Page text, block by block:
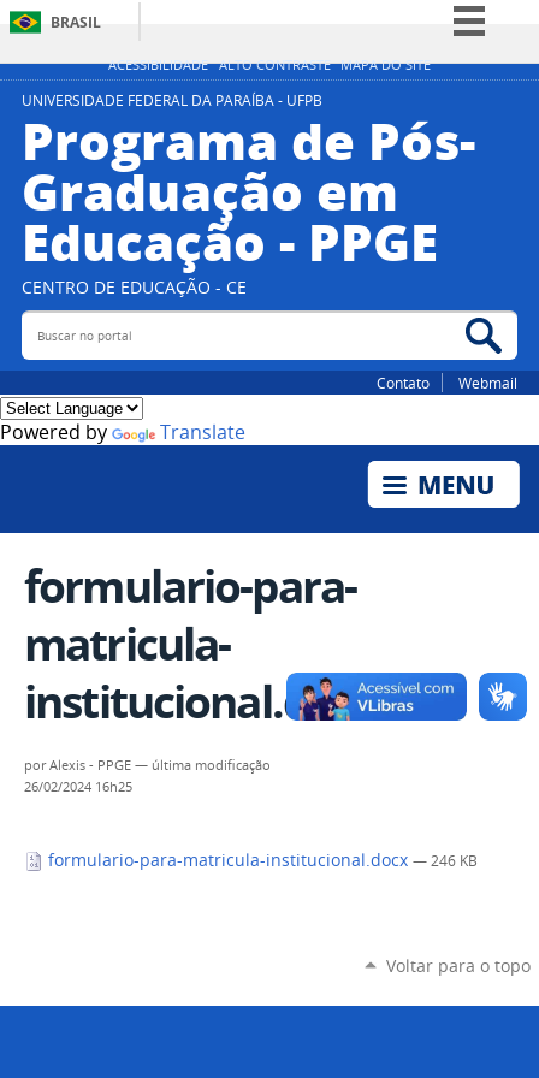
ACESSIBILIDADE ALTO CONTRASTE MAPA DO SITE
BRASIL
Simplifique!
Participe
Legislação
Canais
UNIVERSIDADE FEDERAL DA PARAÍBA - UFPB
Programa de Pós-
Graduação em
Educação - PPGE
CENTRO DE EDUCAÇÃO - CE
Buscar no portal
Contato Webmail
Powered by Translate
formulario-para-
matricula-
institucional.docx
porAlexis - PPGE — última modificação
26/02/2024 16h25
formulario-para-matricula-institucional.docx — 246 KB
Voltar para o topo